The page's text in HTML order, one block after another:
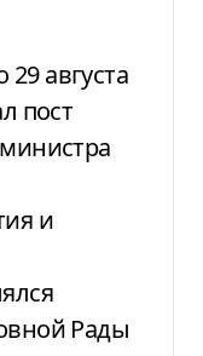
29 августа
пост
и
Рады